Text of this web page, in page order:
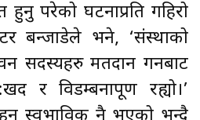
हुनु परेको घटनाप्रति गहिरो
बन्जाडेले भने, ‘संस्थाको
सदस्यहरु मतदान गर्नबाट
र विडम्बनापूर्ण रह्यो।’